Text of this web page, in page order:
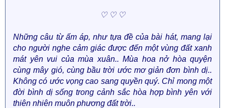
♡ ♡ ♡
Những câu từ ấm áp, như tựa đề của bài hát, mang lại
cho người nghe cảm giác được đến một vùng đất xanh
mát yên vui của mùa xuân.. Mùa hoa nở hòa quyện
cùng mây gió, cùng bầu trời ước mơ giản đơn bình dị..
Không có ước vọng cao sang quyền quý. Chỉ mong một
đời bình dị sống trong cảnh sắc hòa hợp bình yên với
thiên nhiên muôn phương đất trời..